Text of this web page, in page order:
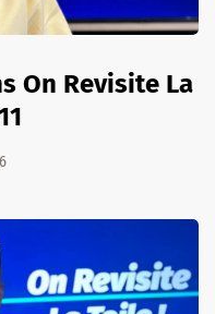
On Revisite La